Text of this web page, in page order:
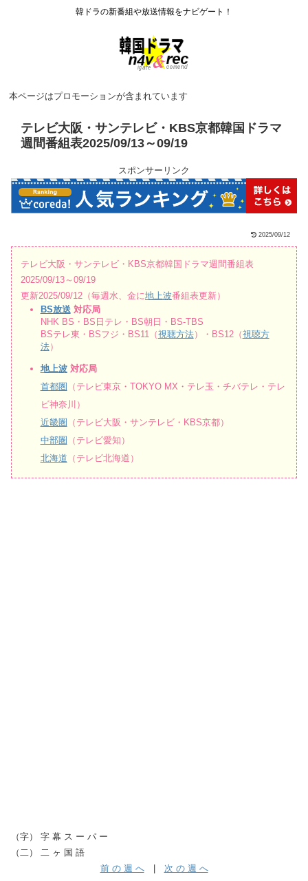
韓ドラの新番組や放送情報をナビゲート！
本ページはプロモーションが含まれています
テレビ大阪・サンテレビ・KBS京都韓国ドラマ
週間番組表2025/09/13～09/19
スポンサーリンク
2025/09/12
テレビ大阪・サンテレビ・KBS京都韓国ドラマ週間番組表
2025/09/13～09/19
更新2025/09/12（毎週水、金に地上波番組表更新）
BS放送 対応局
NHK BS・BS日テレ・BS朝日・BS-TBS
BSテレ東・BSフジ・BS11（視聴方法）・BS12（視聴方
法）
地上波対応局
首都圏 （テレビ東京・TOKYO MX・テレ玉・チバテレ・テレ
ビ神奈川）
近畿圏 （テレビ大阪・サンテレビ・KBS京都）
中部圏 （テレビ愛知）
北海道 （テレビ北海道）
（字） 字 幕 ス ー パ ー
（二） 二 ヶ 国 語
前 の 週 へ| 次 の 週 へ